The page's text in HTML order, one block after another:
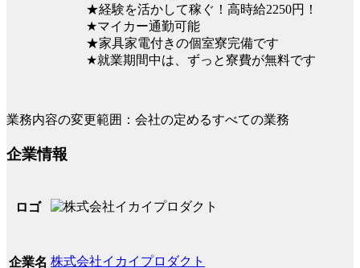
★経験を活かして稼ぐ！高時給2250円！
★マイカー通勤可能
★家具家電付きの個室寮完備です
★就業期間中は、ずっと寮費が無料です
業務内容の変更範囲：会社の定めるすべての業務
企業情報
ロゴ
企業名 株式会社イカイプロダクト